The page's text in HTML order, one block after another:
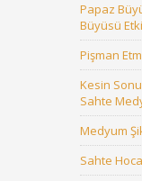
Papaz
Büyüsü
Pişman
Kesin
Sahte
Medyum
Sahte